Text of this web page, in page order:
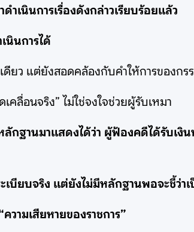
เนินการเรื่องดังกล่าวเรียบร้อยแล้ว
นินการได้
ยว แต่ยังสอดคล้องกับคำให้การของกร
คลื่อนจริง” ไม่ใช่จงใจช่วยผู้รับเหมา
กฐานมาแสดงได้ว่า ผู้ฟ้องคดีได้รับเ
บียบจริง แต่ยังไม่มีหลักฐานพอจะชี้ว่า
ามเสียหายของราชการ”